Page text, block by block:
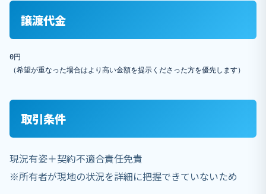
譲渡代金
0円
（希望が重なった場合はより高い金額を提示くださった方を優先します）
取引条件
現況有姿＋契約不適合責任免責
※所有者が現地の状況を詳細に把握できていないため